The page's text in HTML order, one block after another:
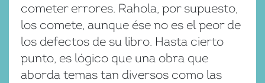
cometer errores. Rahola, por supuesto,
los comete, aunque ése no es el peor de
los defectos de su libro. Hasta cierto
punto, es lógico que una obra que
aborda temas tan diversos como las